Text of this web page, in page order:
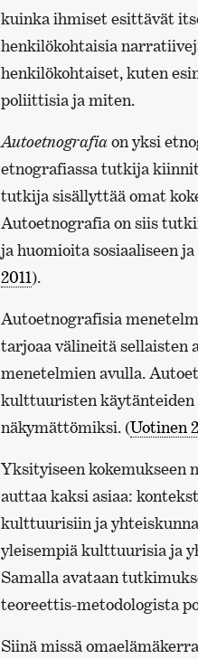
kuinka ihmiset esittävät
henkilökohtaisia
henkilökohtaiset, kuten
poliittisia ja miten.
Autoetnografiaon yksi
etnografiassa tutkija
tutkija sisällyttää omat
Autoetnografia on siis
ja huomioita sosiaaliseen
2011).
Autoetnografisia
tarjoaa välineitä sellaisten
menetelmien avulla.
kulttuuristen käytänteiden
näkymättömiksi. (Uotinen
Yksityiseen kokemukseen
auttaa kaksi asiaa:
kulttuurisiin ja
yleisempiä kulttuurisia ja
Samalla avataan
teoreettis-metodologista
Siinä missä